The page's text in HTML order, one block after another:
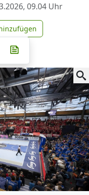
09.04 Uhr
zu Google
Whatsapp
Teilen auf Telegram
teilen
Post auf X